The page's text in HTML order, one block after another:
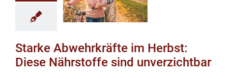
Starke Abwehrkräfte im Herbst:
Diese Nährstoffe sind unverzichtbar